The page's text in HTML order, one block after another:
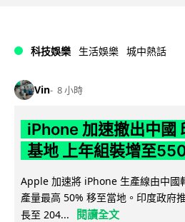
科技娛樂 生活娛樂 城中熱話
Vin 8 小時
iPhone 加速撤出中國
基地 上年組裝增至
Apple 加速將 iPhone 生產線由中國
產量最高 50% 移至當地。印度政府
長至 204...
閱讀全文